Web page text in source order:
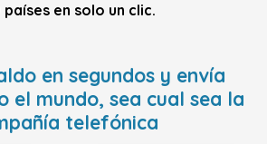
países en solo un clic.
en segundos y envía
el mundo, sea cual sea la
telefónica